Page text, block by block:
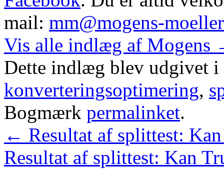
mail: mm@mogens-
Vis alle indlæg af Mogens
Dette indlæg blev udgivet i
konverteringsoptimering,
Bogmærk permalinket.
← Resultat af splittest:
Resultat af splittest: Kan